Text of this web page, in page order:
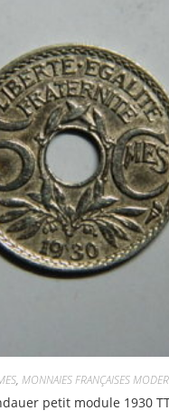
, MONNAIES FRANÇAISES
petit module 1930